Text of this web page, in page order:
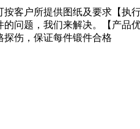
按客户所提供图纸及要求【
问题，我们来解决。【产
伤，保证每件锻件合格